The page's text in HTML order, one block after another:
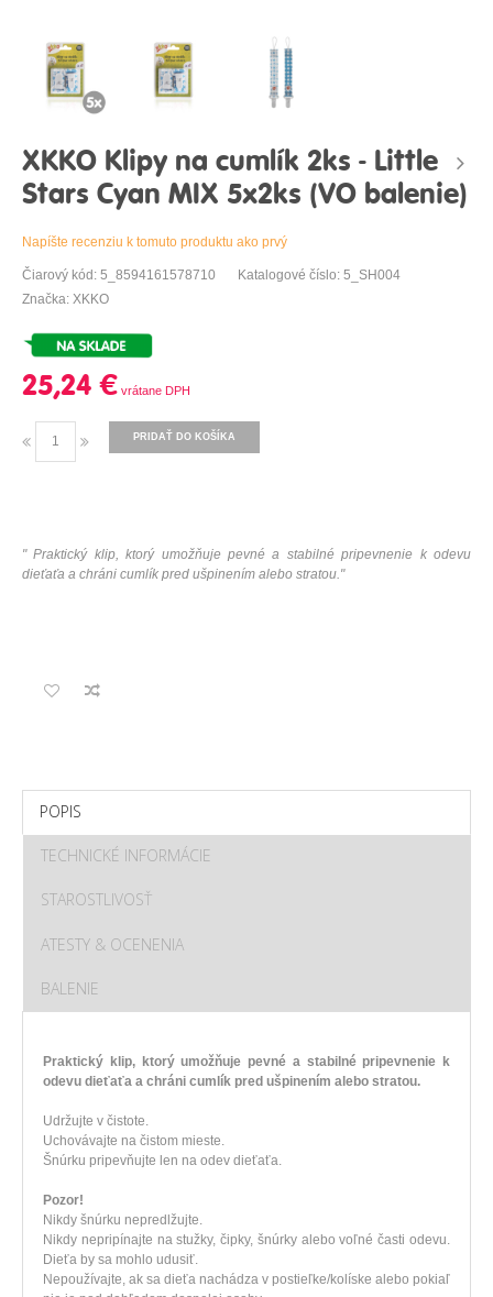
XKKO Klipy na cumlík 2ks - Little
Stars Cyan MIX 5x2ks (VO balenie)
Napíšte recenziu k tomuto produktu ako prvý
Čiarový kód: 5_8594161578710
Katalogové číslo: 5_SH004
Značka: XKKO
25,24 €
PRIDAŤ DO KOŠÍKA
"Praktický klip, ktorý umožňuje pevné a stabilné pripevnenie k odevu
dieťaťa a chráni cumlík pred ušpinením alebo stratou."
POPIS
TECHNICKÉ INFORMÁCIE
STAROSTLIVOSŤ
ATESTY & OCENENIA
BALENIE
Praktický klip, ktorý umožňuje pevné a stabilné pripevnenie k
odevu dieťaťa a chráni cumlík pred ušpinením alebo stratou.
Udržujte v čistote.
Uchovávajte na čistom mieste.
Šnúrku pripevňujte len na odev dieťaťa.
Pozor!
Nikdy šnúrku nepredlžujte.
Nikdy nepripínajte na stužky, čipky, šnúrky alebo voľné časti odevu.
Dieťa by sa mohlo udusiť.
Nepoužívajte, ak sa dieťa nachádza v postieľke/kolíske alebo pokiaľ